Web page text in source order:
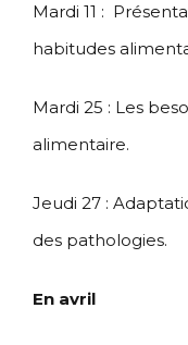
Mardi 11 :
habitudes
Mardi 25 : Les
alimentaire.
Jeudi 27 :
des pathologies.
En avril